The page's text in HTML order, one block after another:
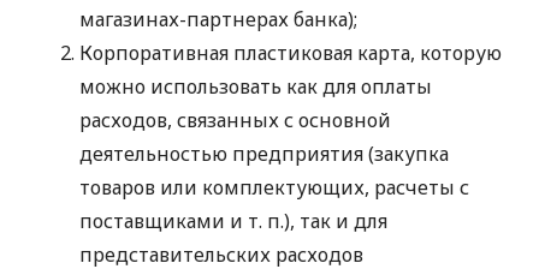
магазинах-партнерах банка);
Корпоративная пластиковая карта, которую
можно использовать как для оплаты
расходов, связанных с основной
деятельностью предприятия (закупка
товаров или комплектующих, расчеты с
поставщиками и т. п.), так и для
представительских расходов